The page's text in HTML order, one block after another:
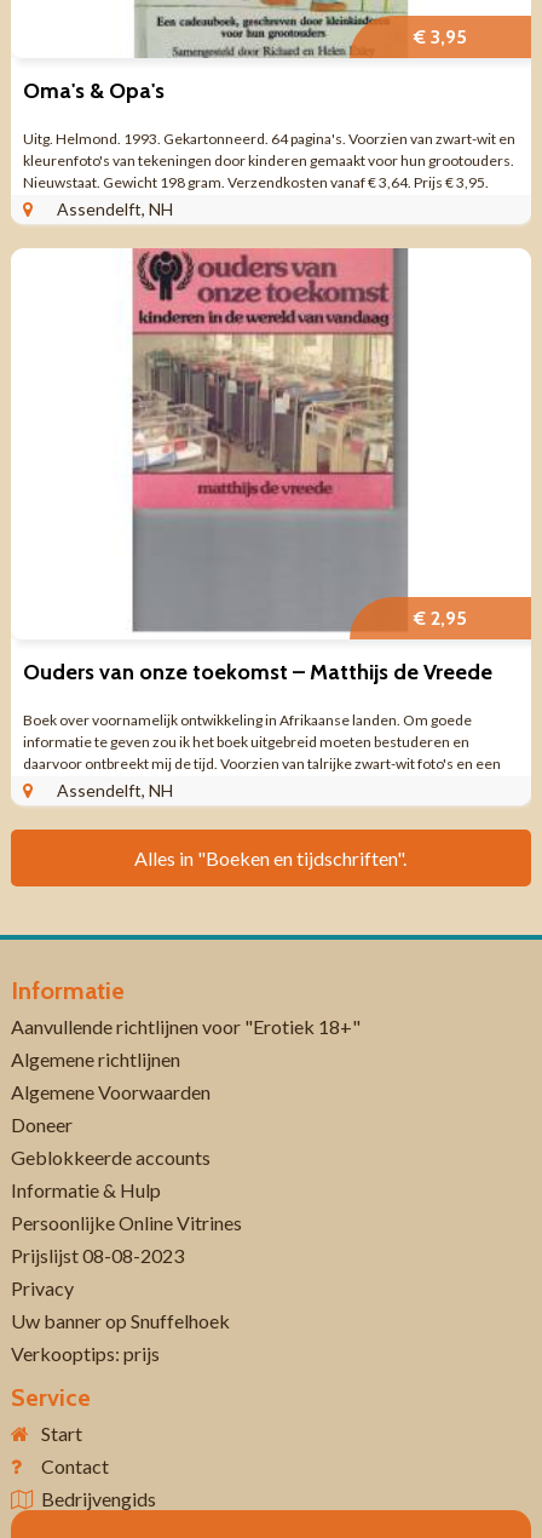
€ 3,95
Oma's & Opa's
Uitg. Helmond. 1993. Gekartonneerd. 64 pagina's. Voorzien van zwart-wit en
kleurenfoto's van tekeningen door kinderen gemaakt voor hun grootouders.
Nieuwstaat. Gewicht 198 gram. Verzendkosten vanaf € 3,64. Prijs € 3,95.
Assendelft, NH
€ 2,95
Ouders van onze toekomst – Matthijs de Vreede
Boek over voornamelijk ontwikkeling in Afrikaanse landen. Om goede
informatie te geven zou ik het boek uitgebreid moeten bestuderen en
daarvoor ontbreekt mij de tijd. Voorzien van talrijke zwart-wit foto's en een
enkele kleurenfoto. ...
Assendelft, NH
Alles in "Boeken en tijdschriften".
Informatie
Aanvullende richtlijnen voor "Erotiek 18+"
Algemene richtlijnen
Algemene Voorwaarden
Doneer
Geblokkeerde accounts
Informatie & Hulp
Persoonlijke Online Vitrines
Prijslijst 08-08-2023
Privacy
Uw banner op Snuffelhoek
Verkooptips: prijs
Service
Start
Contact
Bedrijvengids